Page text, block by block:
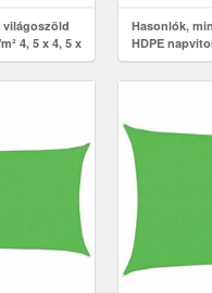
világoszöld
4, 5 x 4, 5 x
Hasonlók,
HDPE
m